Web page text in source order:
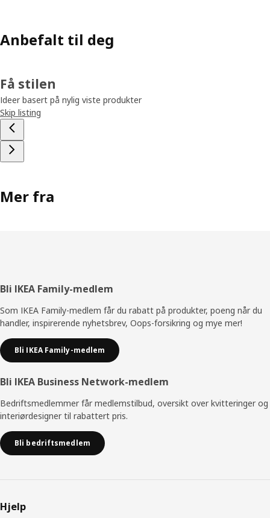
Anbefalt til deg
Få stilen
Ideer basert på nylig viste produkter
Skip listing
Mer fra
Bunntekst
Bli IKEA Family-medlem
Som IKEA Family-medlem får du rabatt på produkter, poeng når du
handler, inspirerende nyhetsbrev, Oops-forsikring og mye mer!
Bli IKEA Family-medlem
Bli IKEA Business Network-medlem
Bedriftsmedlemmer får medlemstilbud, oversikt over kvitteringer og
interiørdesigner til rabattert pris.
Bli bedriftsmedlem
Hjelp